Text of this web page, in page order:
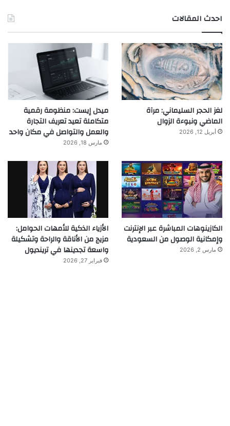
احدث المقالات
لغز الحجر السليماني: مرآة
الماضي ونبوءة الزوال
أبريل 12, 2026
ميدل إيست: منظومة رقمية
متكاملة تعيد تعريف التجارة
والعمل والتواصل في مكان واحد
مارس 18, 2026
الكازينوهات المباشرة عبر الإنترنت
وإمكانية الوصول من السعودية
مارس 2, 2026
الأزياء الذكية للأمهات الحوامل:
مزيج من الأناقة والراحة وتشكيلة
واسعة تجدينها في ترينديول
فبراير 27, 2026